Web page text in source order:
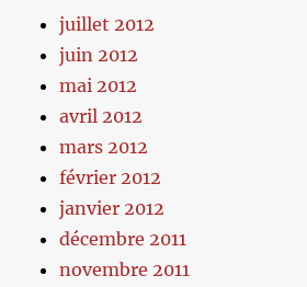
juillet 2012
juin 2012
mai 2012
avril 2012
mars 2012
février 2012
janvier 2012
décembre 2011
novembre 2011